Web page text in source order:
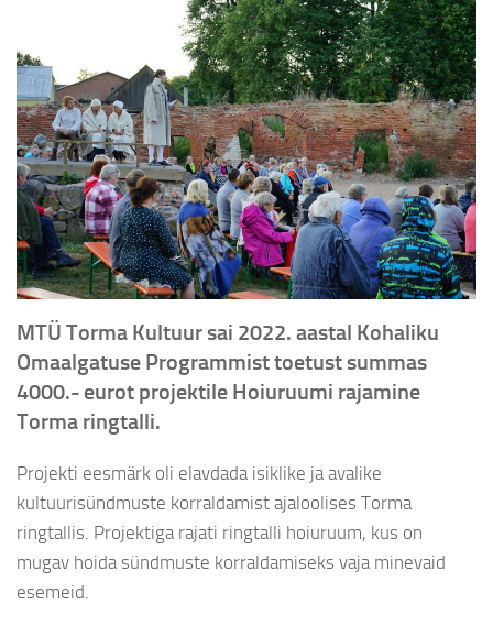
MTÜ Torma Kultuur sai 2022. aastal Kohaliku
Omaalgatuse Programmist toetust summas
4000.- eurot projektile Hoiuruumi rajamine
Torma ringtalli.
Projekti eesmärk oli elavdada isiklike ja avalike
kultuurisündmuste korraldamist ajaloolises Torma
ringtallis. Projektiga rajati ringtalli hoiuruum, kus on
mugav hoida sündmuste korraldamiseks vaja minevaid
esemeid.